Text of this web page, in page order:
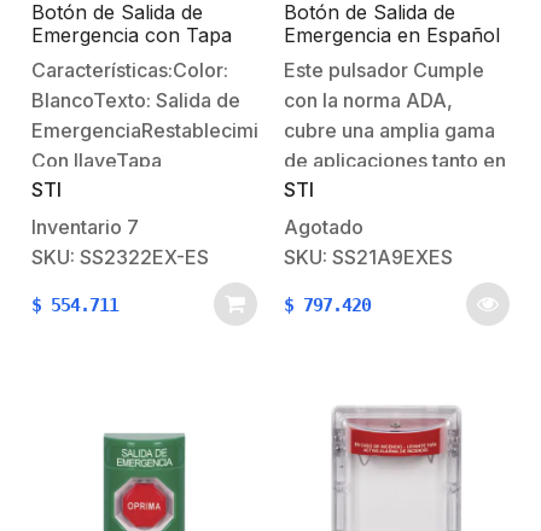
Botón de Salida de
Emergencia con Tapa
Protectora de
Policarbonato Súper
Resistente y
Restablecimiento con
Llave
Características:Color:
BlancoTexto: Salida de
EmergenciaRestablecimiento:
Con llaveTapa
protectora de
policarbonato que
protege contra la
activación accidental y
vandalismoPlaca
STI
Inventario 7
SKU: SS2322EX-ES
$ 554.711
Botón de Salida de
Emergencia en Español
con Tapa Protectora de
Policarbonato Súper
Resistente, Acción
Mantenida, Girar para
Restablecer y Sirena
Este pulsador Cumple
con la norma ADA,
cubre una amplia gama
de aplicaciones tanto en
interiores como en
exteriores. La estación
está moldeada de
resistente e incluye un
acero inoxidable. El
policarbonato está
respaldado…
STI
Agotado
SKU: SS21A9EXES
$ 797.420